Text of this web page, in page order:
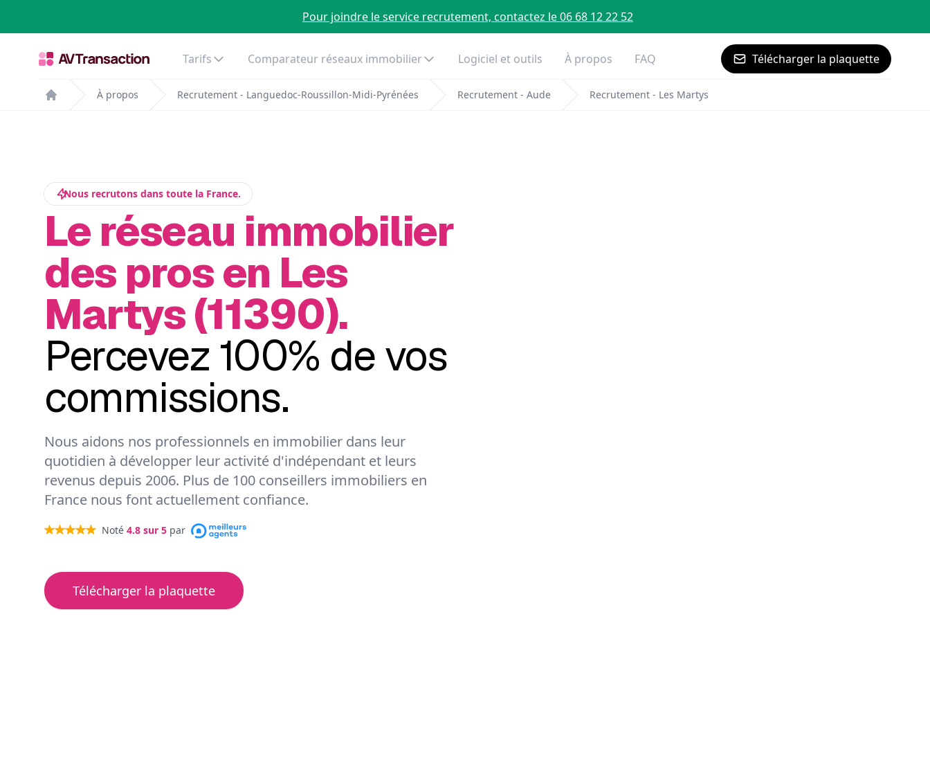
Pour joindre le service recrutement, contactez le 06 68 12 22 52
Tarifs Comparateur réseaux immobilier Logiciel et outils À propos FAQ Télécharger la plaquette
Home
À propos Recrutement - Languedoc-Roussillon-Midi-Pyrénées Recrutement - Aude Recrutement - Les Martys
Nous recrutons dans toute la France.
Le réseau immobilier
des pros en Les
Martys (11390).
Percevez 100% de vos
commissions.
Nous aidons nos professionnels en immobilier dans leur
quotidien à développer leur activité d'indépendant et leurs
revenus depuis 2006. Plus de 100 conseillers immobiliers en
France nous font actuellement confiance.
Noté 4.8 sur 5 par
Télécharger la plaquette